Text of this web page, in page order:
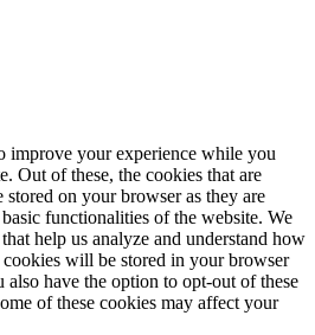
improve your experience while you
Out of these, the cookies that are
stored on your browser as they are
functionalities of the website. We
help us analyze and understand how
will be stored in your browser
have the option to opt-out of these
of these cookies may affect your